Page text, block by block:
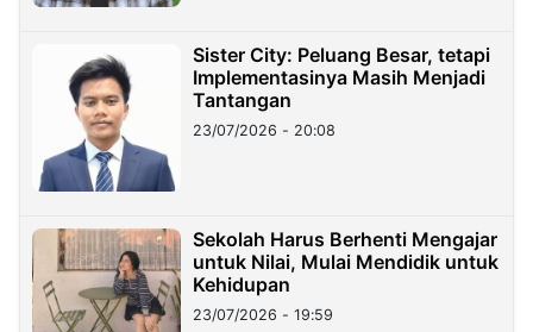
Sister City: Peluang Besar, tetapi
Implementasinya Masih Menjadi
Tantangan
23/07/2026 - 20:08
Sekolah Harus Berhenti Mengajar
untuk Nilai, Mulai Mendidik untuk
Kehidupan
23/07/2026 - 19:59